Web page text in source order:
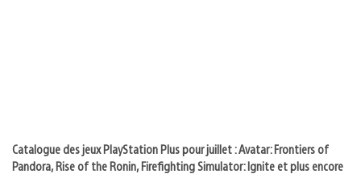
Catalogue des jeux PlayStation Plus pour juillet : Avatar: Frontiers of
Pandora, Rise of the Ronin, Firefighting Simulator: Ignite et plus encore